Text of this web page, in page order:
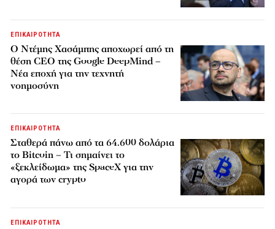
ΕΠΙΚΑΙΡΟΤΗΤΑ
Ο Ντέμης Χασάμπης αποχωρεί από τη
θέση CEO της Google DeepMind –
Νέα εποχή για την τεχνητή
νοημοσύνη
ΕΠΙΚΑΙΡΟΤΗΤΑ
Σταθερά πάνω από τα 64.600 δολάρια
το Bitcoin – Τι σημαίνει το
«ξεκλείδωμα» της SpaceX για την
αγορά των crypto
ΕΠΙΚΑΙΡΟΤΗΤΑ